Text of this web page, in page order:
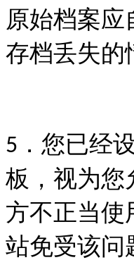
原始档案
存档丢失的
5 ．您已经
板，视为您
方不正当使
站免受该问